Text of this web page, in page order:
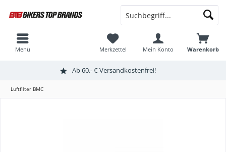
Ab 60,- € Versandkostenfrei!
Warenkorb
Merkzettel Mein Konto
Menü
Luftfilter BMC